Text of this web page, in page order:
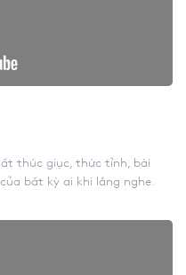
thúc giục, thức tỉnh, bài
bất kỳ ai khi lắng nghe.